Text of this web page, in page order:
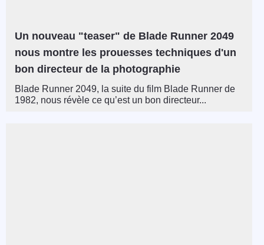
Un nouveau "teaser" de Blade Runner 2049
nous montre les prouesses techniques d'un
bon directeur de la photographie
Blade Runner 2049, la suite du film Blade Runner de
1982, nous révèle ce qu’est un bon directeur...